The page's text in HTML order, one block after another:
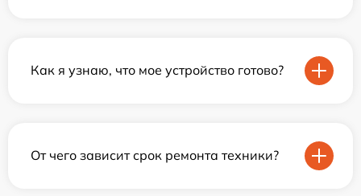
Как я узнаю, что мое устройство готово?
От чего зависит срок ремонта техники?